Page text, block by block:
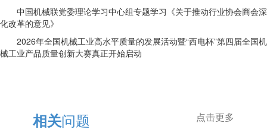
中国机械联党委理论学习中心组专题学习《关于推动行业协会商会深
化改革的意见》
2026年全国机械工业高水平质量的发展活动暨“西电杯”第四届全国机
械工业产品质量创新大赛真正开始启动
相关问题 点击更多